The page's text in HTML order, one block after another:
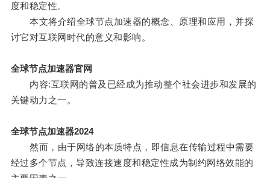
度和稳定性。
本文将介绍全球节点加速器的概念、原理和应用，并探
讨它对互联网时代的意义和影响。
全球节点加速器官网
内容:互联网的普及已经成为推动整个社会进步和发展的
关键动力之一。
全球节点加速器2024
然而，由于网络的本质特点，即信息在传输过程中需要
经过多个节点，导致连接速度和稳定性成为制约网络效能的